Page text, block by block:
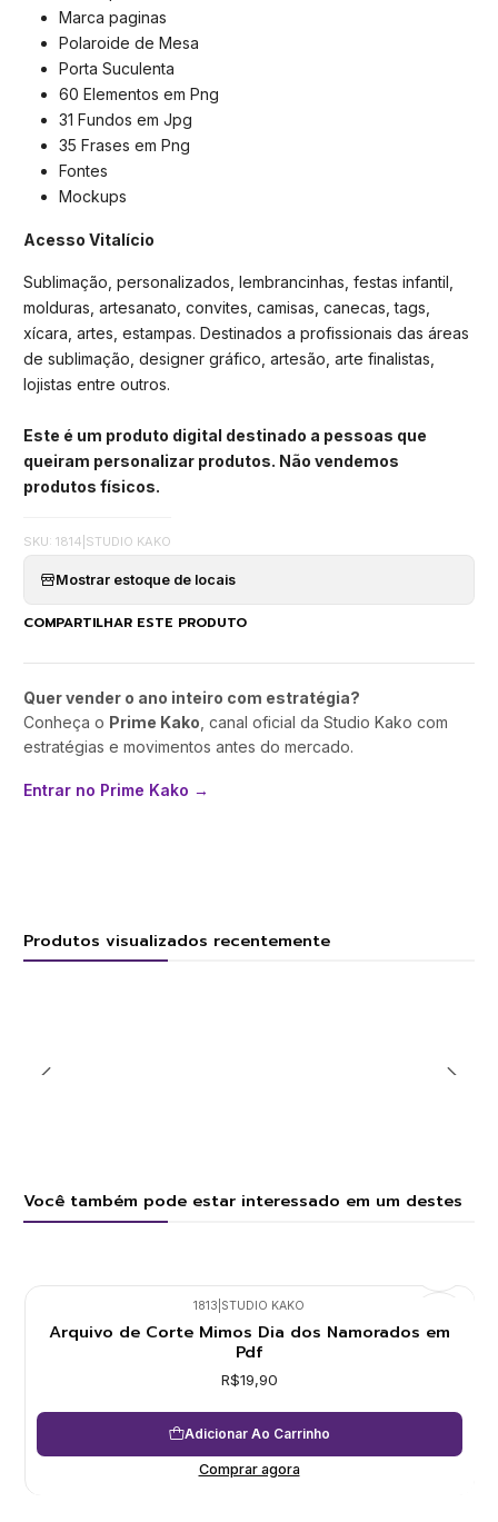
Marca paginas
Polaroide de Mesa
Porta Suculenta
60 Elementos em Png
31 Fundos em Jpg
35 Frases em Png
Fontes
Mockups
Acesso Vitalício
Sublimação, personalizados, lembrancinhas, festas infantil,
molduras, artesanato, convites, camisas, canecas, tags,
xícara, artes, estampas. Destinados a profissionais das áreas
de sublimação, designer gráfico, artesão, arte finalistas,
lojistas entre outros.
Este é um produto digital destinado a pessoas que
queiram personalizar produtos. Não vendemos
produtos físicos.
SKU: 1814 STUDIO KAKO
Mostrar estoque de locais
COMPARTILHAR ESTE PRODUTO
Quer vender o ano inteiro com estratégia?
Conheça o Prime Kako , canal oficial da Studio Kako com
estratégias e movimentos antes do mercado.
Entrar no Prime Kako →
Produtos visualizados recentemente
Você também pode estar interessado em um destes
1813 STUDIO KAKO
Arquivo de Corte Mimos Dia dos Namorados em
Pdf
R$19,90
Adicionar Ao Carrinho
Comprar agora